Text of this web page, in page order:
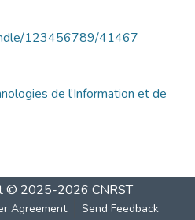
123456789/41467
de l’Information et de
© 2025-2026 CNRST
Agreement Send Feedback